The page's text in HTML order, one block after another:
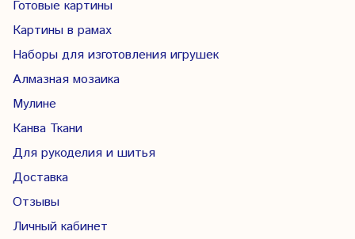
Готовые картины
Картины в рамах
Наборы для изготовления игрушек
Алмазная мозаика
Мулине
Канва Ткани
Для рукоделия и шитья
Доставка
Отзывы
Личный кабинет